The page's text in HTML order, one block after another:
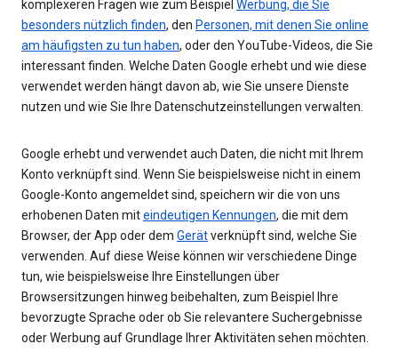
komplexeren Fragen wie zum Beispiel Werbung, die Sie
besonders nützlich finden, den Personen, mit denen Sie online
am häufigsten zu tun haben, oder den YouTube-Videos, die Sie
interessant finden. Welche Daten Google erhebt und wie diese
verwendet werden hängt davon ab, wie Sie unsere Dienste
nutzen und wie Sie Ihre Datenschutzeinstellungen verwalten.
Google erhebt und verwendet auch Daten, die nicht mit Ihrem
Konto verknüpft sind. Wenn Sie beispielsweise nicht in einem
Google-Konto angemeldet sind, speichern wir die von uns
erhobenen Daten miteindeutigen Kennungen, die mit dem
Browser, der App oder dem Gerätverknüpft sind, welche Sie
verwenden. Auf diese Weise können wir verschiedene Dinge
tun, wie beispielsweise Ihre Einstellungen über
Browsersitzungen hinweg beibehalten, zum Beispiel Ihre
bevorzugte Sprache oder ob Sie relevantere Suchergebnisse
oder Werbung auf Grundlage Ihrer Aktivitäten sehen möchten.